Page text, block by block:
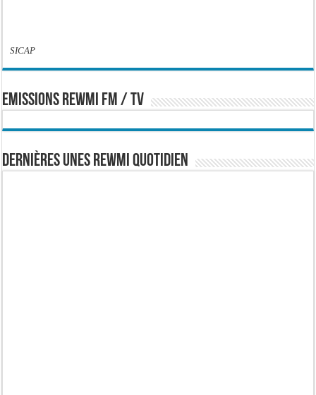
SICAP
EMISSIONS REWMI FM / TV
Dernières Unes Rewmi Quotidien